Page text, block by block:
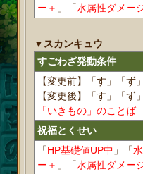
ー＋ 」「水属性ダメー
▼スカンキュウ
すごわざ発動条件
【変更前】「す」「ず
【変更後】「す」「ず
「いきもの」のことば
祝福とくせい
「HP基礎値UP中 」「
ー＋ 」「水属性ダメー